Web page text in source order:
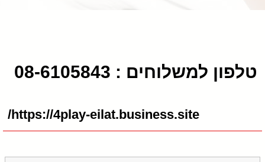
טלפון למשלוחים : 08-6105843
https://4play-eilat.business.site/